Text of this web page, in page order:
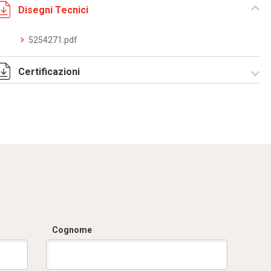
Disegni Tecnici
5254271.pdf
Certificazioni
Cognome